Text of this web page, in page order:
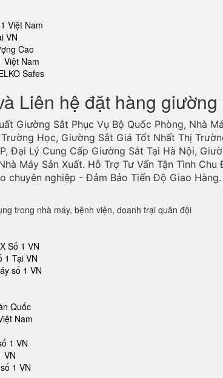
Việt Nam
VN
Cao
Việt Nam
Safes
Liên hệ đặt hàng giường
Giường Sắt Phục Vụ Bộ Quốc Phòng, Nhà
Học, Giường Sắt Giá Tốt Nhất Thị
Đại Lý Cung Cấp Giường Sắt Tại Hà Nội,
Máy Sản Xuất. Hỗ Trợ Tư Vấn Tận Tình
chuyên nghiệp - Đảm Bảo Tiến Độ Giao
trong nhà máy, bệnh viện, doanh trại quân đội
Số 1 VN
1 Tại VN
số 1 VN
Quốc
Nam
1 VN
VN
1 VN